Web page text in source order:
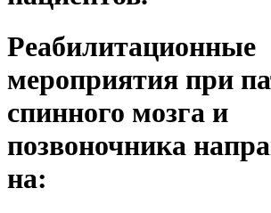
Реабилитационные
мероприятия при
спинного мозга и
позвоночника
на: